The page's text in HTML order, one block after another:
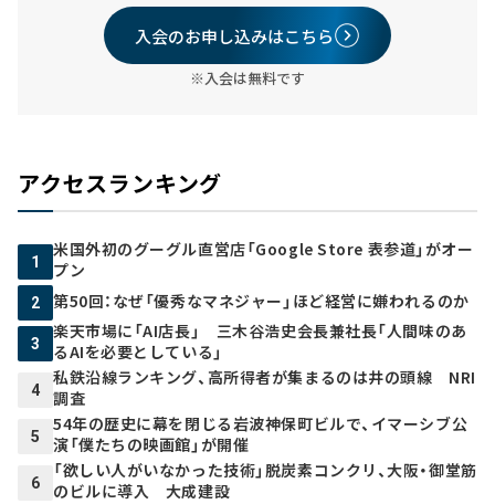
入会のお申し込みはこちら
※入会は無料です
アクセスランキング
1
米国外初のグーグル直営店「Google Store 表参道」がオー
プン
2 第50回：なぜ「優秀なマネジャー」ほど経営に嫌われるのか
3
楽天市場に「AI店長」 三木谷浩史会長兼社長「人間味のあ
るAIを必要としている」
4
私鉄沿線ランキング、高所得者が集まるのは井の頭線 NRI
調査
5
54年の歴史に幕を閉じる岩波神保町ビルで、イマーシブ公
演「僕たちの映画館」が開催
6
「欲しい人がいなかった技術」脱炭素コンクリ、大阪・御堂筋
のビルに導入 大成建設